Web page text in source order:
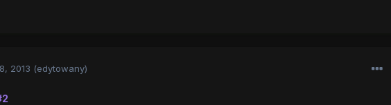
2013 (edytowany)